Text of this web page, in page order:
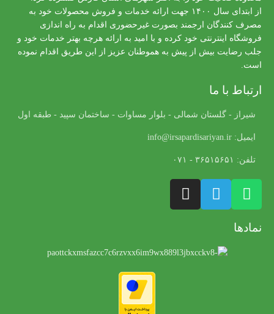
از ابتدای سال ۱۴۰۰ جهت ارائه خدمات و فروش محصولات خود به
مصرف کنندگان ارجمند بصورت غیرحضوری اقدام به راه اندازی
فروشگاه اینترنتی خود کرده و با امید به ارائه هرچه بهتر خدمات خود و
جلب رضایت بیش از پیش به هموطنان عزیز از این طریق اقدام نموده
است.
ارتباط با ما
شیراز - گلستان شمالی - بلوار مساوات - ساختمان سپید - طبقه اول
ایمیل: info@irsapardisariyan.ir
تلفن: ۳۶۵۱۵۶۵۱ - ۰۷۱
نمادها